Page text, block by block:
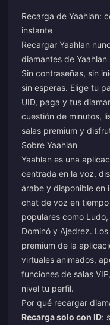
Recarga de Yaahlan:
instante
Recargar Yaahlan
diamantes de
Sin contraseñas, sin
sin esperas. Elige tu
UID, paga y tus
cuestión de minutos,
salas premium y
Sobre Yaahlan
Yaahlan es una
centrada en la voz,
árabe y disponible en
chat de voz en
populares como
Dominó y Ajedrez. Los
premium de la
virtuales animados,
funciones de salas
nivel tu perfil.
Por qué recargar
Recarga solo con ID: